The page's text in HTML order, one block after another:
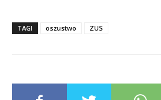
TAGI oszustwo ZUS